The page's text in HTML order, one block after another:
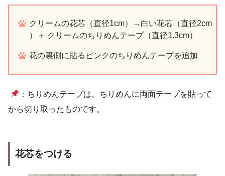
クリームの花芯（直径1cm）→白い花芯（直径2cm
）＋ クリームのちりめんテープ（直径1.3cm）
花の裏側に貼るピンクのちりめんテープを追加
：ちりめんテープは、ちりめんに両面テープを貼って
から切り取ったものです。
花芯をつける